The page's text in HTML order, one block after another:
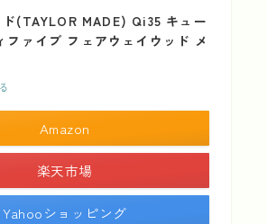
(TAYLOR MADE) Qi35 キュー
ファイブ フェアウェイウッド メ
Amazon
楽天市場
Yahooショッピング